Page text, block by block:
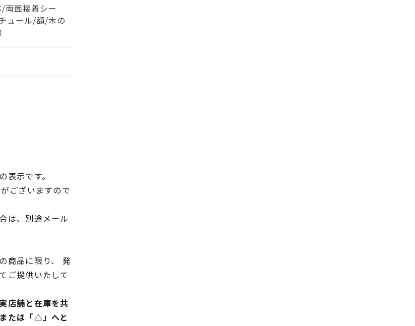
両面接着シー
ュール/額/木の
示です。
ございますので
は、別途メール
商品に限り、 発
ご提供いたして
店舗と在庫を共
たは「△」へと